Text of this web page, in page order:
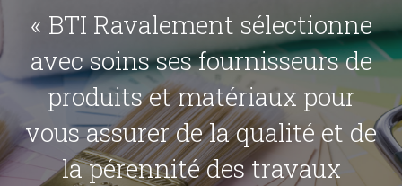
« BTI Ravalement sélectionne
avec soins ses fournisseurs de
produits et matériaux pour
vous assurer de la qualité et de
la pérennité des travaux